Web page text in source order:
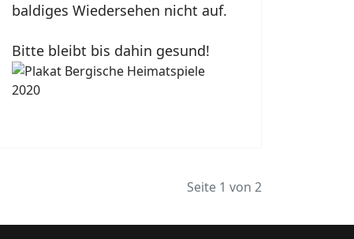
baldiges Wiedersehen nicht auf.
Bitte bleibt bis dahin gesund!
Seite 1 von 2